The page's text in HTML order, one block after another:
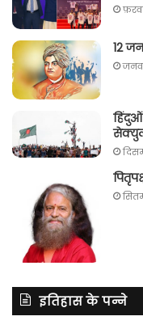
12
इतिहास के पन्ने